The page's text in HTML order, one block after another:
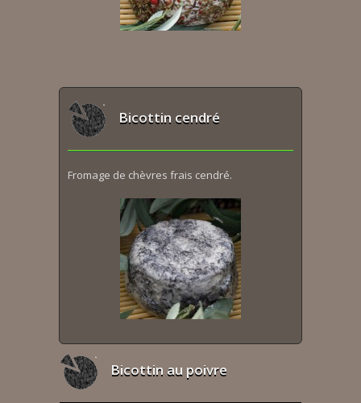
Bicottin cendré
Fromage de chèvres frais cendré.
Bicottin au poivre